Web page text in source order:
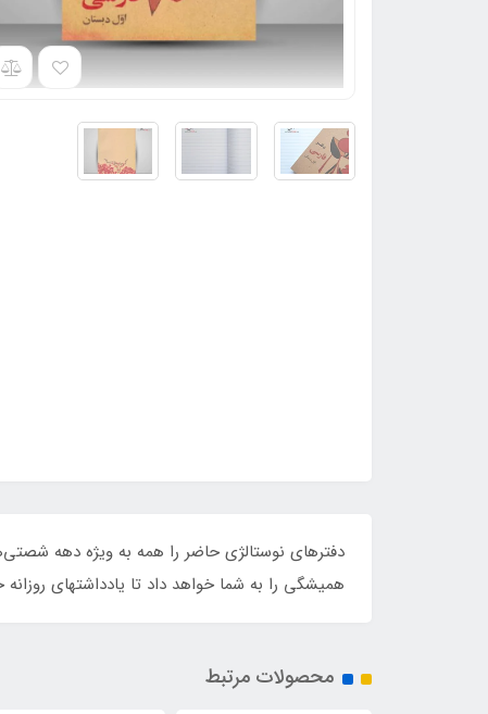
دفترهای نوستالژی حاضر را همه به ویژه دهه
همیشگی را به شما خواهد داد تا یادداشتهای روزانه
محصولات مرتبط